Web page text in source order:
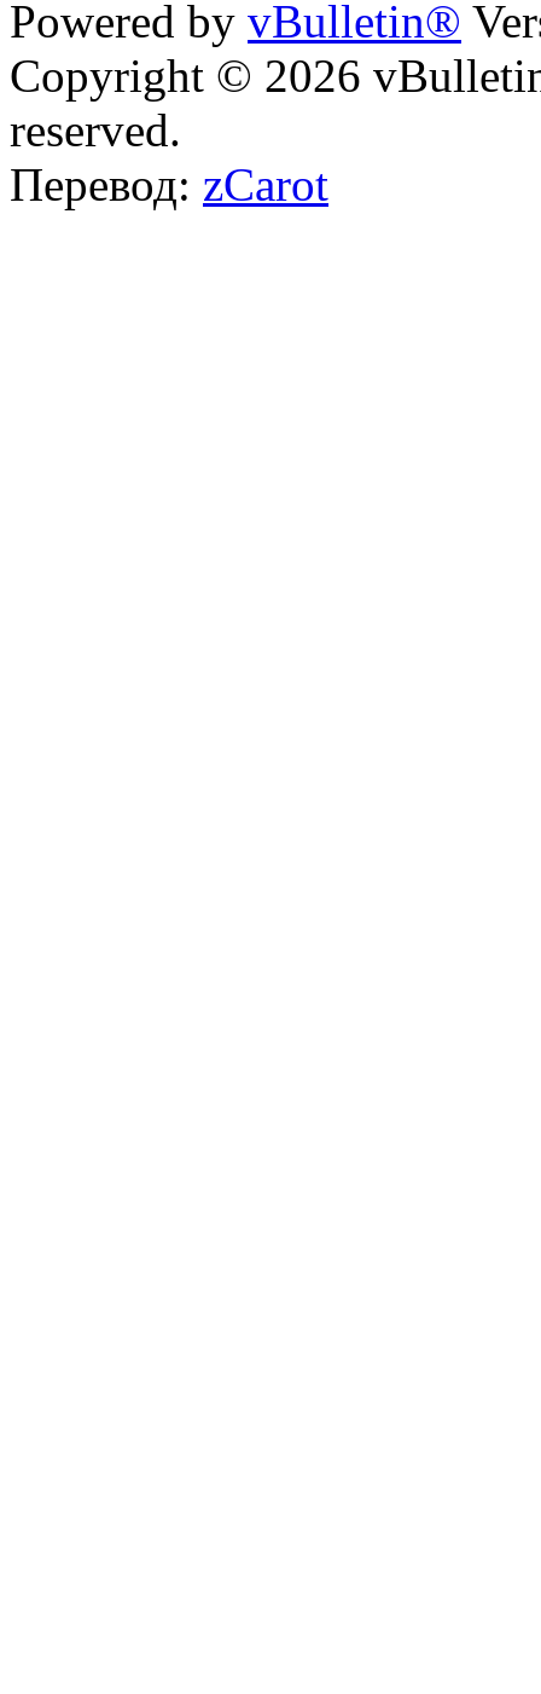
Powered by vBulletin®
Copyright © 2026
reserved.
Перевод: zCarot